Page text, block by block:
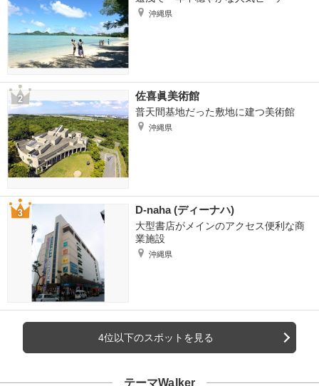
沖縄県
佐喜眞美術館
普天間基地だった敷地に建つ美術館
沖縄県
D-naha (ディーナハ)
大型書店がメインのアクセス便利な商
業施設
沖縄県
4位以下のスポットを見る
テーマWalker